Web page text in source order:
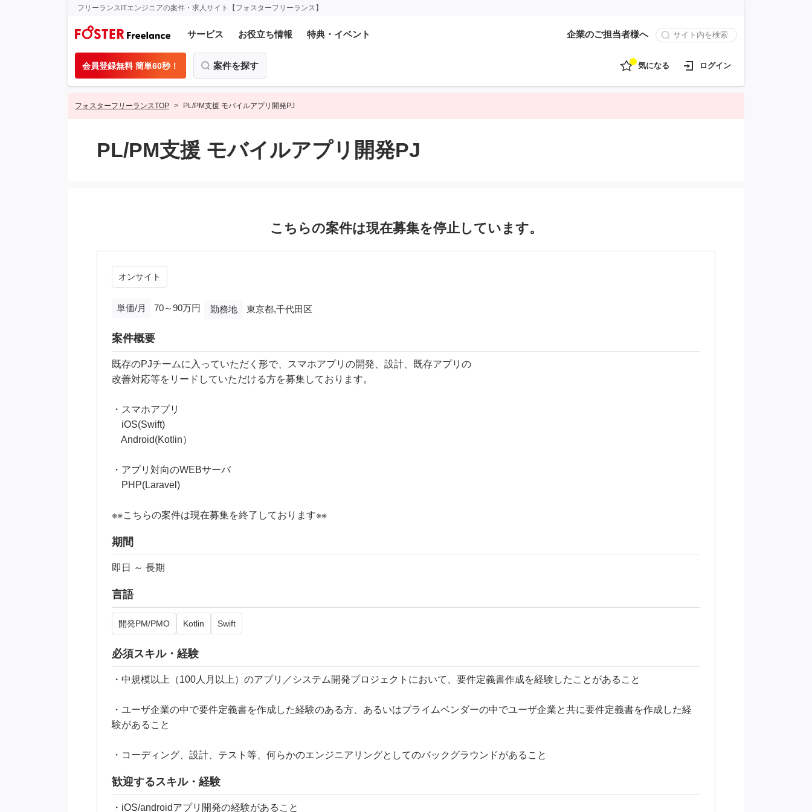
フリーランスITエンジニアの案件・求人サイト【フォスターフリーランス】
サービス お役立ち情報 特典・イベント 企業のご担当者様へ
会員登録無料 簡単60秒！ 案件を探す 気になる ログイン
フォスターフリーランスTOP PL/PM支援 モバイルアプリ開発PJ
PL/PM支援 モバイルアプリ開発PJ
こちらの案件は現在募集を停止しています。
オンサイト
単価/月 70～90万円 勤務地 東京都,千代田区
案件概要
既存のPJチームに入っていただく形で、スマホアプリの開発、設計、既存アプリの
改善対応等をリードしていただける方を募集しております。
・スマホアプリ
iOS(Swift)
Android(Kotlin）
・アプリ対向のWEBサーバ
PHP(Laravel)
※※こちらの案件は現在募集を終了しております※※
期間
即日 ～ 長期
言語
開発PM/PMO Kotlin Swift
必須スキル・経験
・中規模以上（100人月以上）のアプリ／システム開発プロジェクトにおいて、要件定義書作成を経験したことがあること
・ユーザ企業の中で要件定義書を作成した経験のある方、あるいはプライムベンダーの中でユーザ企業と共に要件定義書を作成した経
験があること
・コーディング、設計、テスト等、何らかのエンジニアリングとしてのバックグラウンドがあること
歓迎するスキル・経験
・iOS/androidアプリ開発の経験があること